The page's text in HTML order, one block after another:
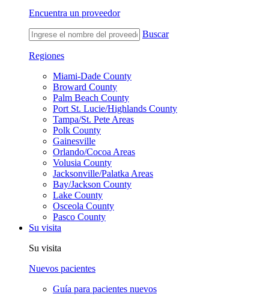
Encuentra un proveedor
Buscar
Regiones
Miami-Dade County
Broward County
Palm Beach County
Port St. Lucie/Highlands County
Tampa/St. Pete Areas
Polk County
Gainesville
Orlando/Cocoa Areas
Volusia County
Jacksonville/Palatka Areas
Bay/Jackson County
Lake County
Osceola County
Pasco County
Su visita
Su visita
Nuevos pacientes
Guía para pacientes nuevos